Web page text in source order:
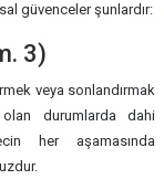
güvenceler şunlardır:
3)
veya sonlandırmak
durumlarda dahi
her aşamasında